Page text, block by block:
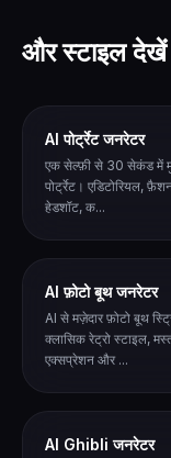
और स्टाइल देखें
AI पोर्ट्रेट जनरेटर
एक सेल्फ़ी से 30 सेकंड में
पोर्ट्रेट। एडिटोरियल,
हेडशॉट, क...
AI फ़ोटो बूथ जनरेटर
AI से मज़ेदार फ़ोटो बूथ
क्लासिक रेट्रो स्टाइल,
एक्सप्रेशन और ...
AI Ghibli जनरेटर